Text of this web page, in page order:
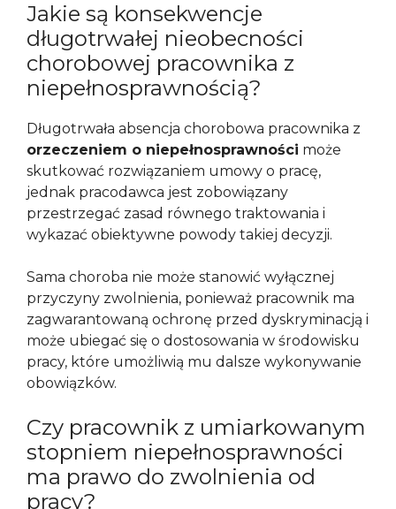
Jakie są konsekwencje
długotrwałej nieobecności
chorobowej pracownika z
niepełnosprawnością?
Długotrwała absencja chorobowa pracownika z
orzeczeniem o niepełnosprawności może
skutkować rozwiązaniem umowy o pracę,
jednak pracodawca jest zobowiązany
przestrzegać zasad równego traktowania i
wykazać obiektywne powody takiej decyzji.
Sama choroba nie może stanowić wyłącznej
przyczyny zwolnienia, ponieważ pracownik ma
zagwarantowaną ochronę przed dyskryminacją i
może ubiegać się o dostosowania w środowisku
pracy, które umożliwią mu dalsze wykonywanie
obowiązków.
Czy pracownik z umiarkowanym
stopniem niepełnosprawności
ma prawo do zwolnienia od
pracy?